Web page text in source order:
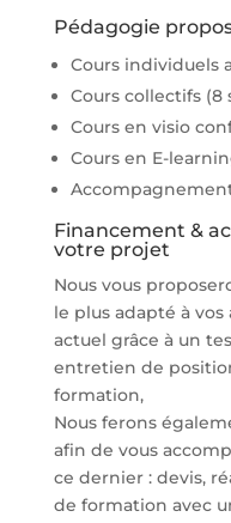
Pédagogie
Cours individuels
Cours collectifs (8
Cours en visio
Cours en E-
Financement &
votre projet
Nous vous
le plus adapté à
actuel grâce à un
entretien de
formation,
Nous ferons
afin de vous
ce dernier : devis,
de formation avec